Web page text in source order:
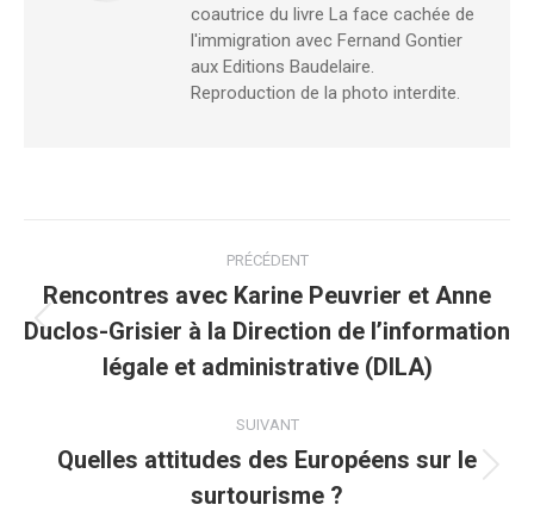
coautrice du livre La face cachée de
l'immigration avec Fernand Gontier
aux Editions Baudelaire.
Reproduction de la photo interdite.
PRÉCÉDENT
Rencontres avec Karine Peuvrier et Anne
Duclos-Grisier à la Direction de l’information
légale et administrative (DILA)
SUIVANT
Quelles attitudes des Européens sur le
surtourisme ?